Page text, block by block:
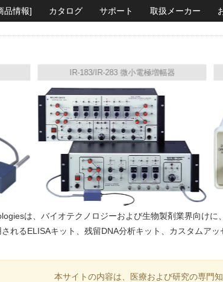
品情報] カタログ サポート 取扱メーカー
IR-183/IR-283 微小電極増幅器
は、バイオテクノロジーおよび生物製剤業界向け
れるELISAキット、残留DNA分析キット、カスタムア
本サイトの内容は、医療および研究の専門